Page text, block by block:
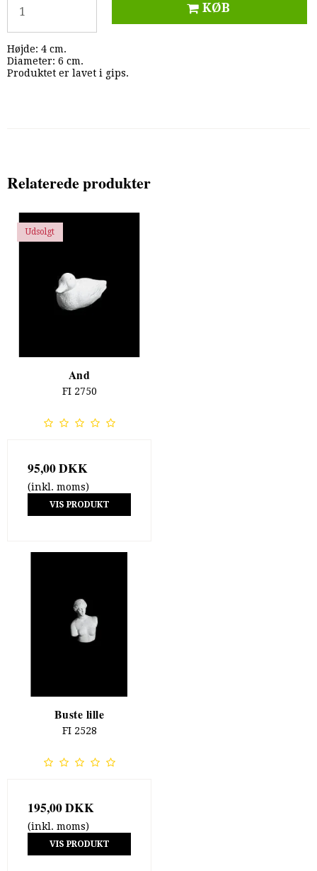
KØB
Højde: 4 cm.
Diameter: 6 cm.
Produktet er lavet i gips.
Relaterede produkter
Udsolgt
And
FI 2750
95,00 DKK
(inkl. moms)
VIS PRODUKT
Buste lille
FI 2528
195,00 DKK
(inkl. moms)
VIS PRODUKT